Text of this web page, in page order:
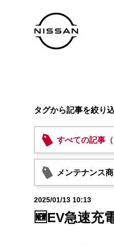
タグから記事を絞り
すべての記事（
メンテナンス商
2025/01/13 10:13
🆕EV急速充